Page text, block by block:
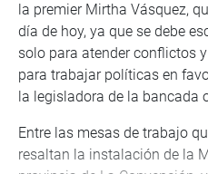
la premier Mirtha Vásquez,
día de hoy, ya que se debe
solo para atender conflictos
para trabajar políticas en
la legisladora de la bancada
Entre las mesas de trabajo
resaltan la instalación de la